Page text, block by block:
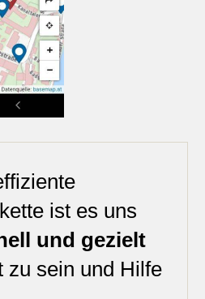
ist es uns
und gezielt
zu sein und Hilfe